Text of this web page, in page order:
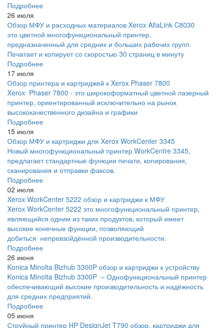
Подробнее
26 июля
Обзор МФУ и расходных материалов Xerox AltaLink C8030
это цветной многофункциональный принтер,
предназначенный для средних и больших рабочих групп.
Печатает и копирует со скоростью 30 страниц в минуту
Подробнее
17 июля
Обзор принтера и картриджей к Xerox Phaser 7800
Xerox Phaser 7800 - это широкоформатный цветной лазерный
принтер, ориентированный исключительно на рынок
высококачественного дизайна и графики
Подробнее
15 июля
Обзор МФУ и картриджи для Xerox WorkCenter 3345
Новый многофункциональный принтер WorkCentre 3345,
предлагает стандартные функции печати, копирования,
сканирования и отправки факсов.
Подробнее
02 июля
Xerox WorkCenter 5222 обзор и картриджи к МФУ
Xerox WorkCenter 5222 это многофункциональный принтер,
являющийся одним из таких продуктов, который имеет
высокие конечные функции, позволяющий
добиться непревзойдённой производительности.
Подробнее
26 июня
Konica Minolta Bizhub 3300P обзор и картриджи к устройству
Konica Minolta Bizhub 3300P – Однофункциональный принтер
обеспечивающий высокие производительность и надёжность
для средних предприятий.
Подробнее
05 июня
Струйный принтер HP DesignJet T790 обзор, картриджи для